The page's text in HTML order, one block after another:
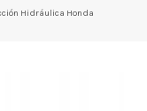
Hidráulica Honda